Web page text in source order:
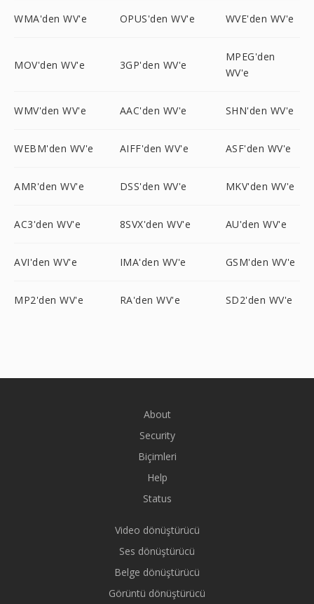
WMA'den WV'e OPUS'den WV'e WVE'den WV'e
MOV'den WV'e 3GP'den WV'e
MPEG'den
WV'e
WMV'den WV'e AAC'den WV'e SHN'den WV'e
WEBM'den WV'e AIFF'den WV'e ASF'den WV'e
AMR'den WV'e DSS'den WV'e MKV'den WV'e
AC3'den WV'e 8SVX'den WV'e AU'den WV'e
AVI'den WV'e IMA'den WV'e GSM'den WV'e
MP2'den WV'e RA'den WV'e SD2'den WV'e
About
Security
Biçimleri
Help
Status
Video dönüştürücü
Ses dönüştürücü
Belge dönüştürücü
Görüntü dönüştürücü